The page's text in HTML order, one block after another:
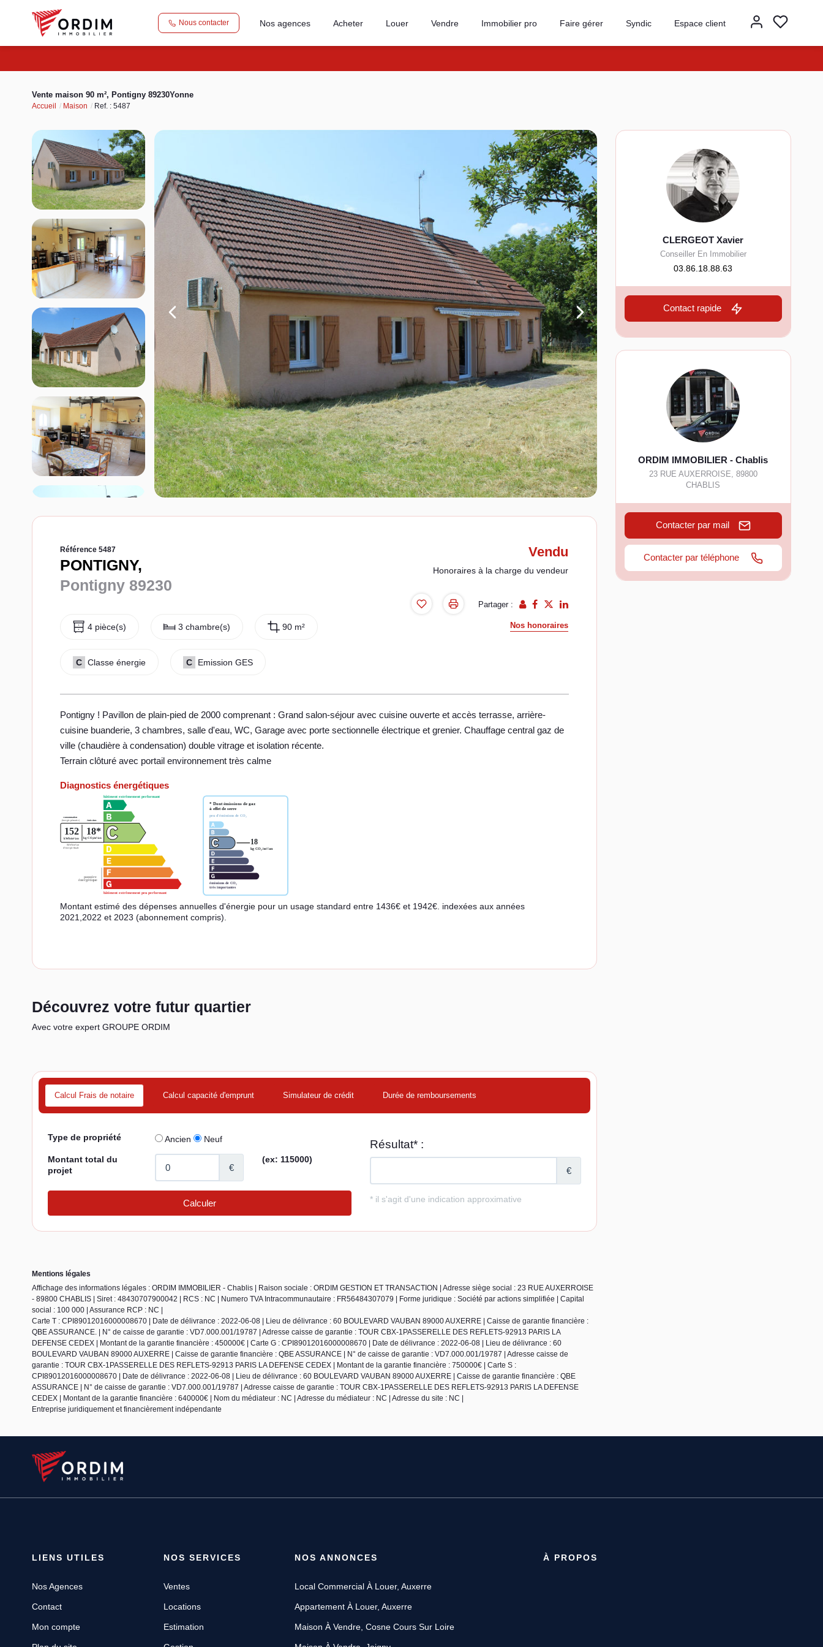
Nous contacter Nos agences Acheter Louer Vendre Immobilier pro Faire gérer Syndic Espace client
Vente maison 90 m², Pontigny 89230Yonne
Accueil Maison Ref. : 5487
Référence 5487
PONTIGNY,
Pontigny 89230
4 pièce(s) 3 chambre(s) 90 m²
C Classe énergie C Emission GES
Vendu
Honoraires à la charge du vendeur
Partager :
Nos honoraires
Pontigny ! Pavillon de plain-pied de 2000 comprenant : Grand salon-séjour avec cuisine ouverte et accès terrasse, arrière-
cuisine buanderie, 3 chambres, salle d'eau, WC, Garage avec porte sectionnelle électrique et grenier. Chauffage central gaz de
ville (chaudière à condensation) double vitrage et isolation récente.
Terrain clôturé avec portail environnement très calme
Diagnostics énergétiques
Montant estimé des dépenses annuelles d'énergie pour un usage standard entre 1436€ et 1942€. indexées aux années
2021,2022 et 2023 (abonnement compris).
Découvrez votre futur quartier
Avec votre expert GROUPE ORDIM
Calcul Frais de notaire Calcul capacité d'emprunt Simulateur de crédit Durée de remboursements
CLERGEOT Xavier
Conseiller En Immobilier
03.86.18.88.63
Contact rapide
ORDIM IMMOBILIER - Chablis
23 RUE AUXERROISE, 89800
CHABLIS
Contacter par mail
Contacter par téléphone
Mentions légales
Affichage des informations légales : ORDIM IMMOBILIER - Chablis | Raison sociale : ORDIM GESTION ET TRANSACTION | Adresse siège social : 23 RUE AUXERROISE
- 89800 CHABLIS | Siret : 48430707900042 | RCS : NC | Numero TVA Intracommunautaire : FR56484307079 | Forme juridique : Société par actions simplifiée | Capital
social : 100 000 | Assurance RCP : NC |
Carte T : CPI89012016000008670 | Date de délivrance : 2022-06-08 | Lieu de délivrance : 60 BOULEVARD VAUBAN 89000 AUXERRE | Caisse de garantie financière :
QBE ASSURANCE. | N° de caisse de garantie : VD7.000.001/19787 | Adresse caisse de garantie : TOUR CBX-1PASSERELLE DES REFLETS-92913 PARIS LA
DEFENSE CEDEX | Montant de la garantie financière : 450000€ | Carte G : CPI89012016000008670 | Date de délivrance : 2022-06-08 | Lieu de délivrance : 60
BOULEVARD VAUBAN 89000 AUXERRE | Caisse de garantie financière : QBE ASSURANCE | N° de caisse de garantie : VD7.000.001/19787 | Adresse caisse de
garantie : TOUR CBX-1PASSERELLE DES REFLETS-92913 PARIS LA DEFENSE CEDEX | Montant de la garantie financière : 750000€ | Carte S :
CPI89012016000008670 | Date de délivrance : 2022-06-08 | Lieu de délivrance : 60 BOULEVARD VAUBAN 89000 AUXERRE | Caisse de garantie financière : QBE
ASSURANCE | N° de caisse de garantie : VD7.000.001/19787 | Adresse caisse de garantie : TOUR CBX-1PASSERELLE DES REFLETS-92913 PARIS LA DEFENSE
CEDEX | Montant de la garantie financière : 640000€ | Nom du médiateur : NC | Adresse du médiateur : NC | Adresse du site : NC |
Entreprise juridiquement et financièrement indépendante
LIENS UTILES
Nos Agences
Contact
Mon compte
NOS SERVICES
Ventes
Locations
Estimation
NOS ANNONCES
Local Commercial À Louer, Auxerre
Appartement À Louer, Auxerre
Maison À Vendre, Cosne Cours Sur Loire
À PROPOS